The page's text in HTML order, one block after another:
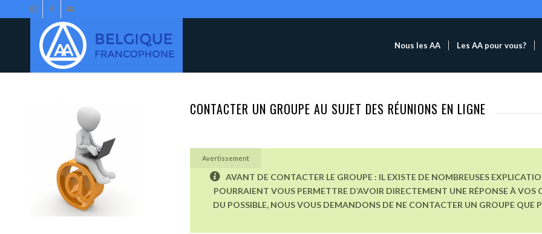
Nous les AA Les AA pour vous?
CONTACTER UN GROUPE AU SUJET DES RÉUNIONS EN LIGNE
Avertissement
AVANT DE CONTACTER LE GROUPE : IL EXISTE DE NOMBREUSES
POURRAIENT VOUS PERMETTRE D’AVOIR DIRECTEMENT UNE RÉPONSE À VOS
DU POSSIBLE, NOUS VOUS DEMANDONS DE NE CONTACTER UN GROUPE QUE